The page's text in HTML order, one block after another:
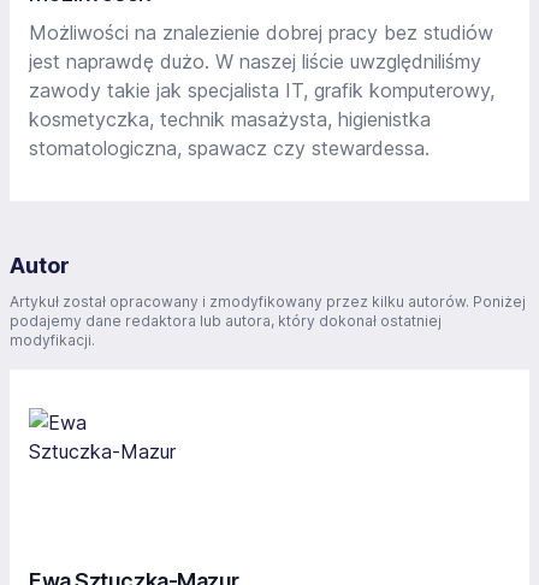
Możliwości na znalezienie dobrej pracy bez studiów
jest naprawdę dużo. W naszej liście uwzględniliśmy
zawody takie jak specjalista IT, grafik komputerowy,
kosmetyczka, technik masażysta, higienistka
stomatologiczna, spawacz czy stewardessa.
Autor
Artykuł został opracowany i zmodyfikowany przez kilku autorów. Poniżej
podajemy dane redaktora lub autora, który dokonał ostatniej
modyfikacji.